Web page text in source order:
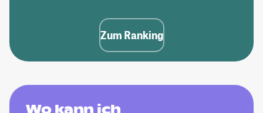
Zum Ranking
Wo kann ich